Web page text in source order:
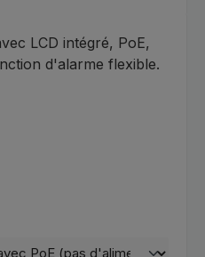
LCD intégré, PoE,
d'alarme flexible.